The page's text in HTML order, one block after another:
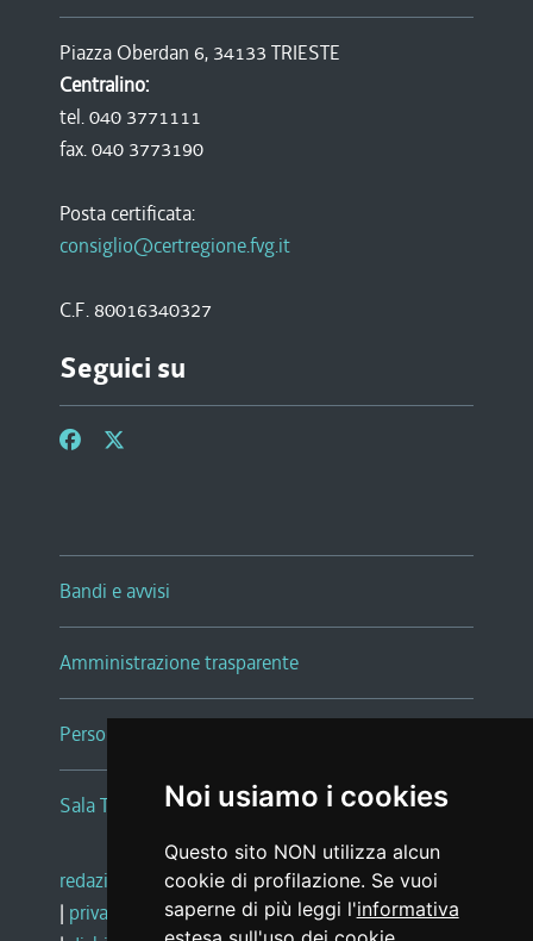
Noi usiamo i cookies
Questo sito NON utilizza alcun
cookie di profilazione. Se vuoi
saperne di più leggi l'informativa
Piazza Oberdan 6, 34133 TRIESTE
Centralino:
tel. 040 3771111
fax. 040 3773190
Posta certificata:
consiglio@certregione.fvg.it
C.F. 80016340327
Seguici su
Bandi e avvisi
Amministrazione trasparente
Persone e Uffici
Sala Tiziano Tessitori
redazione web |note legali |glossario
| privacy
social media policy